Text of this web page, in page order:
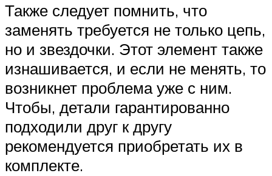
Также следует помнить, что
заменять требуется не только цепь,
но и звездочки. Этот элемент также
изнашивается, и если не менять, то
возникнет проблема уже с ним.
Чтобы, детали гарантированно
подходили друг к другу
рекомендуется приобретать их в
комплекте.